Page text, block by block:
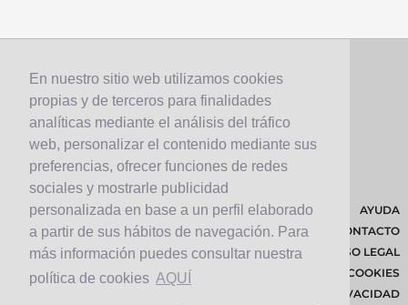
En nuestro sitio web utilizamos cookies
propias y de terceros para finalidades
analíticas mediante el análisis del tráfico
web, personalizar el contenido mediante sus
preferencias, ofrecer funciones de redes
sociales y mostrarle publicidad
personalizada en base a un perfil elaborado
a partir de sus hábitos de navegación. Para
más información puedes consultar nuestra
política de cookies AQUÍ
AYUDA
CONTACTO
AVISO LEGAL
POLÍTICA DE COOKIES
POLÍTICA DE PRIVACIDAD